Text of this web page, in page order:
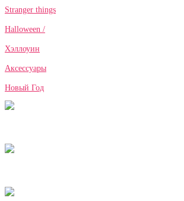
Stranger things
Halloween /
Хэллоуин
Аксессуары
Новый Год